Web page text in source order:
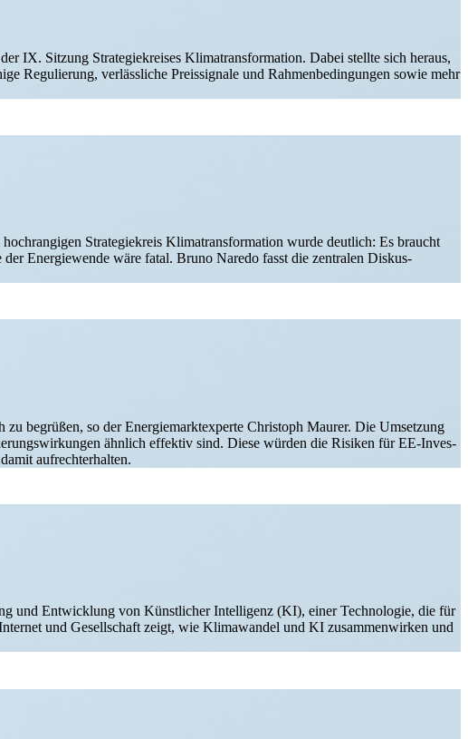
IX. Sitzung Strate­gie­kreises Klima­trans­for­mation. Dabei stellte sich heraus,
Regulierung, verläss­liche Preis­si­gnale und Rahmen­be­din­gungen sowie mehr
Strate­gie­kreis Klima­trans­for­mation wurde deutlich: Es braucht
Energie­wende wäre fatal. Bruno Naredo fasst die zentralen Diskus­
begrüßen, so der Energie­markt­ex­perte Christoph Maurer. Die Umsetzung
ähnlich effektiv sind. Diese würden die Risiken für EE-Inves­­
aufrechterhalten.
und Entwicklung von Künst­licher Intel­ligenz (KI), einer Techno­logie, die für
und Gesell­schaft zeigt, wie Klima­wandel und KI zusam­men­wirken und